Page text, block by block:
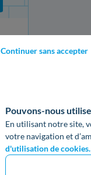
Continuer sans accepter
Pouvons-nous
En utilisant notre site,
votre navigation et
d'utilisation de cookies.